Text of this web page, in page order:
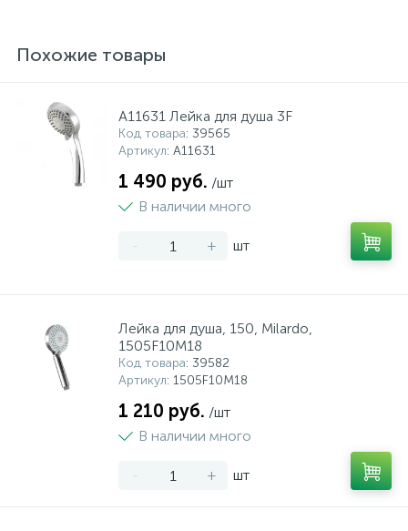
Похожие товары
A11631 Лейка для душа 3F
Код товара: 39565
Артикул: A11631
1 490 руб. /шт
В наличии много
- + шт
Лейка для душа, 150, Milardo,
1505F10M18
Код товара: 39582
Артикул: 1505F10M18
1 210 руб. /шт
В наличии много
- + шт